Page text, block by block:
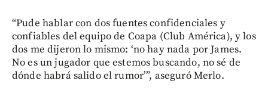
“Pude hablar con dos fuentes confidenciales y
confiables del equipo de Coapa (Club América), y los
dos me dijeron lo mismo: ‘no hay nada por James.
No es un jugador que estemos buscando, no sé de
dónde habrá salido el rumor’”, aseguró Merlo.